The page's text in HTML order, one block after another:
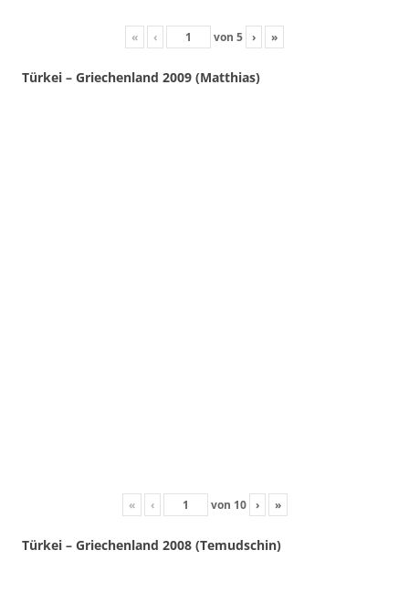
« ‹ von 5 › »
Türkei – Griechenland 2009 (Matthias)
« ‹ von 10 › »
Türkei – Griechenland 2008 (Temudschin)